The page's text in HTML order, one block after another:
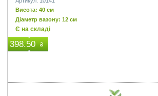
Висота: 40 см
Діаметр вазону: 12 см
Є на складі
398.50 ₴